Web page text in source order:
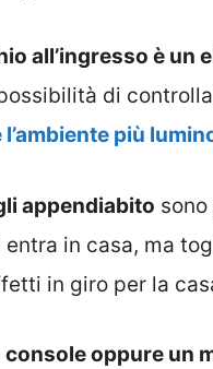
all’ingresso è un
di
più
appendiabito
entra in casa, ma
in giro per la
oppure un